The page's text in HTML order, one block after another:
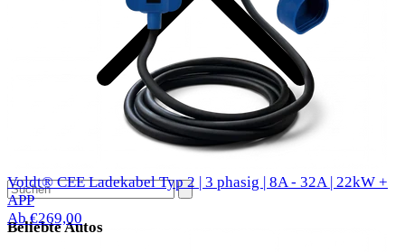
Beliebte Autos
Voldt® CEE Ladekabel Typ 2 | 3 phasig | 8A - 32A | 22kW +
APP
Ab €269,00